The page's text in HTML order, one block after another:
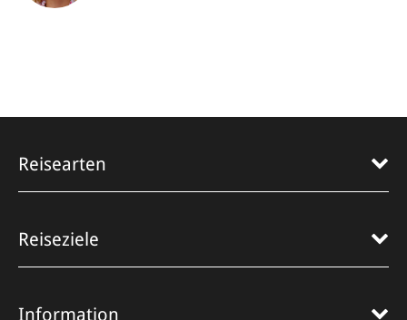
Reisearten
Reiseziele
Information